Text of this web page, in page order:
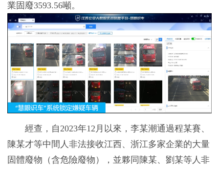
業固廢3593.56噸。
經查，自2023年12月以來，李某潮通過程某賽、
陳某才等中間人非法接收江西、浙江多家企業的大量
固體廢物（含危險廢物），並夥同陳某、劉某等人非